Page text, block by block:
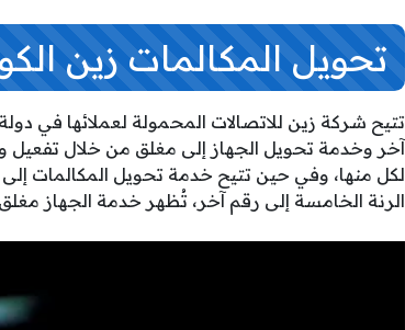
تحويل المكالمات زين
تتيح شركة زين للاتصالات المحمولة لعملائها في
آخر وخدمة تحويل الجهاز إلى مغلق من خلال تفعيل
لكل منها، وفي حين تتيح خدمة تحويل المكالمات إلى
الرنة الخامسة إلى رقم آخر، تُظهر خدمة الجهاز